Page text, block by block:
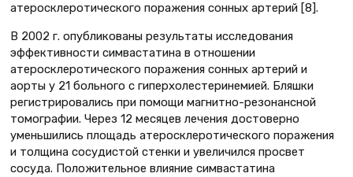
атеросклеротического поражения сонных артерий [8].
В 2002 г. опубликованы результаты исследования
эффективности симвастатина в отношении
атеросклеротического поражения сонных артерий и
аорты у 21 больного с гиперхолестеринемией. Бляшки
регистрировались при помощи магнитно-резонансной
томографии. Через 12 месяцев лечения достоверно
уменьшились площадь атеросклеротического поражения
и толщина сосудистой стенки и увеличился просвет
сосуда. Положительное влияние симвастатина